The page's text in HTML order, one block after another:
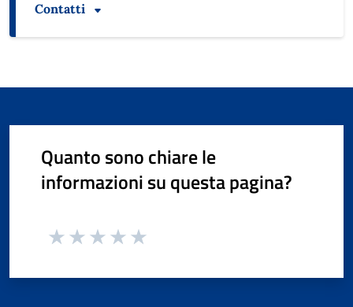
Contatti
Quanto sono chiare le
informazioni su questa pagina?